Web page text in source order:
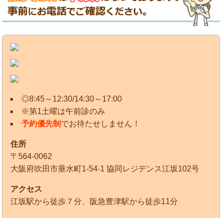
◎8:45～12:30/14:30～17:00
※第1土曜は午前診のみ
予約優先制 でお待たせしません！
住所
〒564-0062
大阪府吹田市垂水町1-54-1 協同レジデンス江坂102号
アクセス
江坂駅から徒歩７分、阪急豊津駅から徒歩11分